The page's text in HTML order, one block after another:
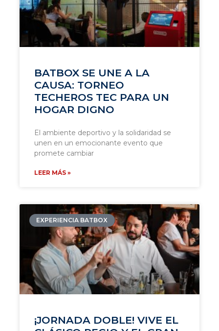
BATBOX SE UNE A LA
CAUSA: TORNEO
TECHEROS TEC PARA UN
HOGAR DIGNO
El ambiente deportivo y la solidaridad se
unen en un emocionante evento que
promete cambiar
LEER MÁS »
EXPERIENCIA BATBOX
¡JORNADA DOBLE! VIVE EL